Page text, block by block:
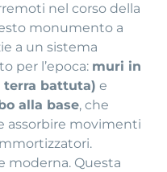
nel corso della
monumento a
a un sistema
per l’epoca: muri in
terra battuta) e
alla base, che
assorbire movimenti
moderna. Questa